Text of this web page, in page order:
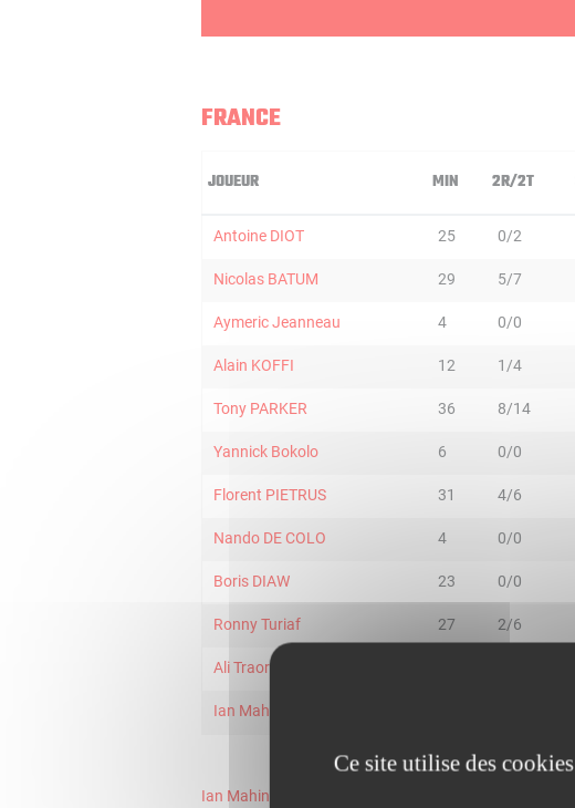
FRANCE
JOUEUR MIN 2R/2T
Antoine DIOT 25 0/2
Nicolas BATUM 29 5/7
Aymeric Jeanneau 4 0/0
Alain KOFFI 12 1/4
Tony PARKER 36 8/14
Yannick Bokolo 6 0/0
Florent PIETRUS 31 4/6
Nando DE COLO 4 0/0
Boris DIAW 23 0/0
Ronny Turiaf 27 2/6
Ali Traore
Ian Mahinmi
Ian Mahinmi
Ce site utilise des